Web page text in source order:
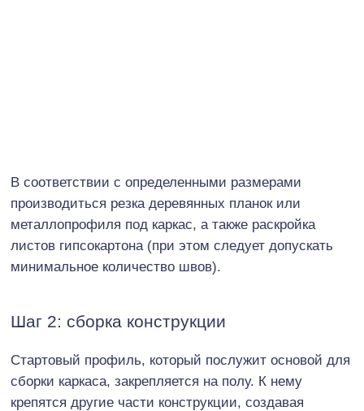
В соответствии с определенными размерами
производиться резка деревянных планок или
металлопрофиля под каркас, а также раскройка
листов гипсокартона (при этом следует допускать
минимальное количество швов).
Шаг 2: сборка конструкции
Стартовый профиль, который послужит основой для
сборки каркаса, закрепляется на полу. К нему
крепятся другие части конструкции, создавая